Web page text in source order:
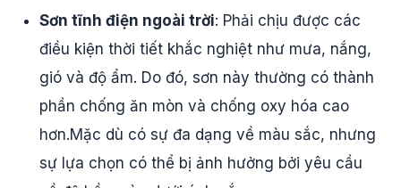
Sơn tĩnh điện ngoài trời: Phải chịu được các
điều kiện thời tiết khắc nghiệt như mưa, nắng,
gió và độ ẩm. Do đó, sơn này thường có thành
phần chống ăn mòn và chống oxy hóa cao
hơn.Mặc dù có sự đa dạng về màu sắc, nhưng
sự lựa chọn có thể bị ảnh hưởng bởi yêu cầu